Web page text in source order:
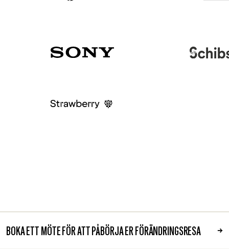
BOKA ETT MÖTE FÖR ATT PÅBÖRJA ER FÖRÄNDRINGSRESA →